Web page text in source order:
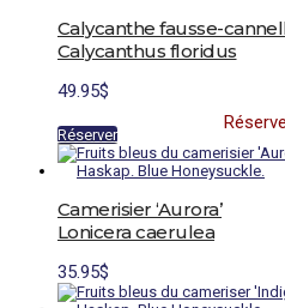
la
page
du
Calycanthe fausse-
Calycanthus floridus
49.95$
Réserver
Camerisier ‘Aurora’
Lonicera caerulea
35.95$